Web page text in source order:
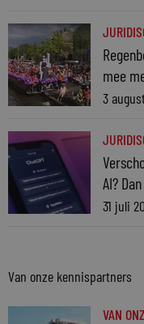
mee
3
AI?
31 juli
Van onze kennispartners
VAN